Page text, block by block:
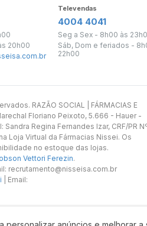
20h00
Televendas
4004 4041
Seg a Sex - 8h00 às
Sáb, Dom e feriados -
22h00
RAZÃO SOCIAL | FÁRMACIAS E
Floriano Peixoto, 5.666 - Hauer -
Regina Fernandes Izar, CRF/PR
Loja Virtual da Fármacias Nissei. Os
no estoque das lojas.
Vettori Ferezin.
recrutamento@nisseisa.com.br
| Email: